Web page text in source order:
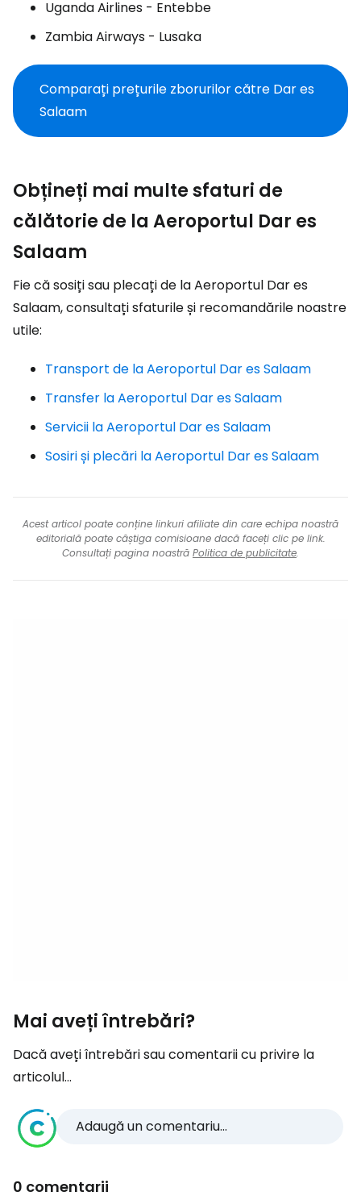
Uganda Airlines - Entebbe
Zambia Airways - Lusaka
Comparați prețurile zborurilor către Dar es
Salaam
Obțineți mai multe sfaturi de
călătorie de la Aeroportul Dar es
Salaam
Fie că sosiți sau plecați de la Aeroportul Dar es
Salaam, consultați sfaturile și recomandările noastre
utile:
Transport de la Aeroportul Dar es Salaam
Transfer la Aeroportul Dar es Salaam
Servicii la Aeroportul Dar es Salaam
Sosiri și plecări la Aeroportul Dar es Salaam
Acest articol poate conține linkuri afiliate din care echipa noastră
editorială poate câștiga comisioane dacă faceți clic pe link.
Consultați pagina noastră Politica de publicitate.
Mai aveți întrebări?
Dacă aveți întrebări sau comentarii cu privire la
articolul...
Adaugă un comentariu...
0 comentarii